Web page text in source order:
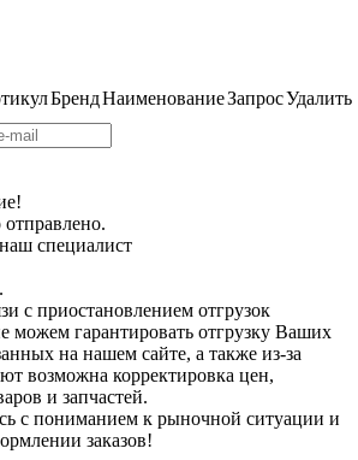
БрендНаименованиеЗапросУдалить
специалист
.
с приостановлением отгрузок
можем гарантировать отгрузку Ваших
на нашем сайте, а также из-за
возможна корректировка цен,
и запчастей.
с пониманием к рыночной ситуации и
заказов!